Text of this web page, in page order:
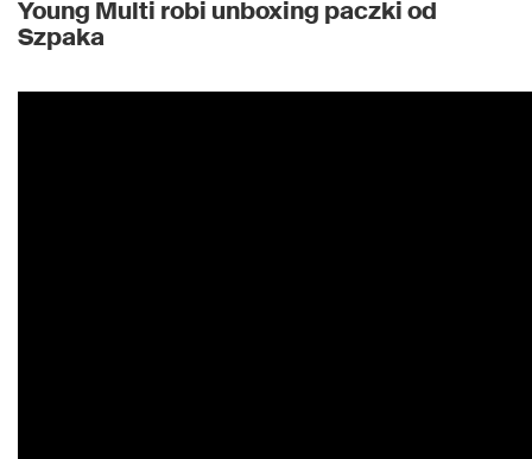
Young Multi robi unboxing paczki od
Szpaka